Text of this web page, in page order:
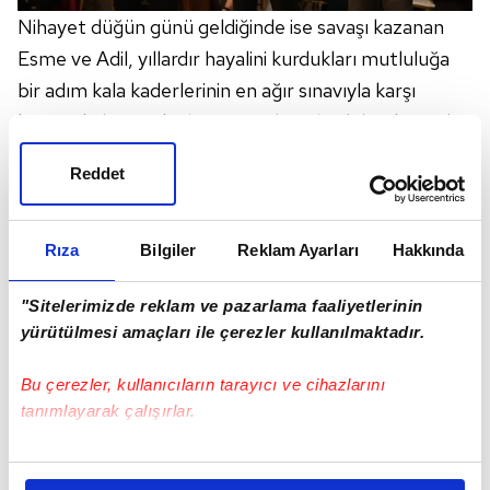
Rıza Bilgiler Reklam Ayarları Hakkında
"Sitelerimizde reklam ve pazarlama faaliyetlerinin
yürütülmesi amaçları ile çerezler kullanılmaktadır.
Bu çerezler, kullanıcıların tarayıcı ve cihazlarını
tanımlayarak çalışırlar.
Bu çerezlere izin vermeniz halinde sizlere özel
Reddet
Nihayet düğün günü geldiğinde ise savaşı kazanan
Esme ve Adil, yıllardır hayalini kurdukları mutluluğa
bir adım kala kaderlerinin en ağır sınavıyla karşı
karşıya kalır. Çünkü bazı zaferlerin bedeli çok ağırdır.
Ve savaşın kazananı olmaz.
Taşacak Bu Deniz tüm bölümleri izlemek için tıklayın